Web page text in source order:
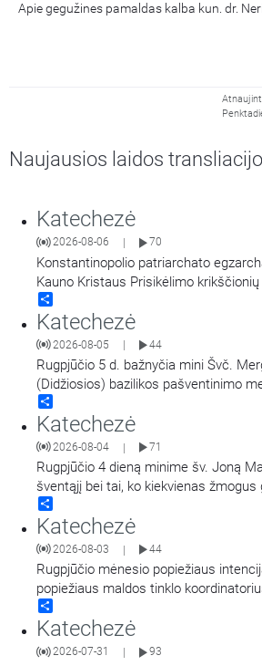
Apie gegužines pamaldas kalba kun. dr.
Naujausios laidos
Katechezė
2026-08-06 70
Konstantinopolio patriarchato
Kauno Kristaus Prisikėlimo
klebonas kunigas Vitalijus Mockus
Atsimainymo šventę. Kalbina Regina
Katechezė
2026-08-05 44
Rugpjūčio 5 d. bažnyčia mini Švč.
(Didžiosios) bazilikos pašventinimo
vadinamą Marijos Snieginės švente.
Marijos Gimimo bazilika, popiežiaus
yra paskelbta dvasine Marijos
turint teisę teikti visas dvasines
Katechezė
2026-08-04 | 71
Rugpjūčio 4 dieną minime šv. Joną
šventąjį bei tai, ko kiekvienas žmogus
kalba kun. dr. Nerijus Pipiras.
Katechezė
2026-08-03 | 44
Rugpjūčio mėnesio popiežiaus
popiežiaus maldos tinklo
Mindaugas Malinauskas SJ. Kalbina
Petraitienė.
Katechezė
2026-07-31 93